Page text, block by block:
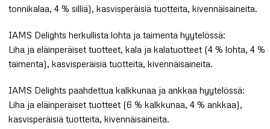
tonnikalaa, 4 % silliä), kasvisperäisiä tuotteita, kivennäisaineita.
IAMS Delights herkullista lohta ja taimenta hyytelössä:
Liha ja eläinperäiset tuotteet, kala ja kalatuotteet (4 % lohta, 4 %
taimenta), kasvisperäisiä tuotteita, kivennäisaineita.
IAMS Delights paahdettua kalkkunaa ja ankkaa hyytelössä:
Liha ja eläinperäiset tuotteet (6 % kalkkunaa, 4 % ankkaa),
kasvisperäisiä tuotteita, kivennäisaineita.